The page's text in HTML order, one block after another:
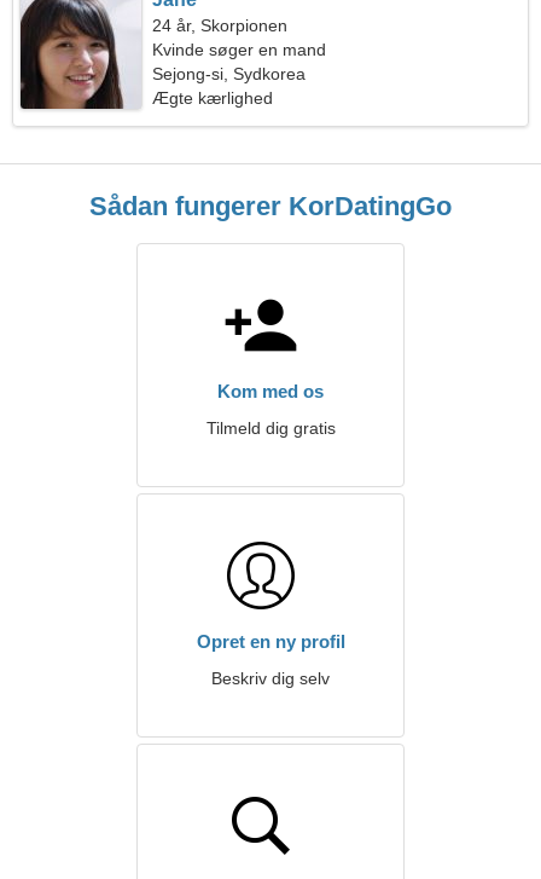
24 år, Skorpionen
Kvinde søger en mand
Sejong-si, Sydkorea
Ægte kærlighed
Sådan fungerer KorDatingGo
Kom med os
Tilmeld dig gratis
Opret en ny profil
Beskriv dig selv